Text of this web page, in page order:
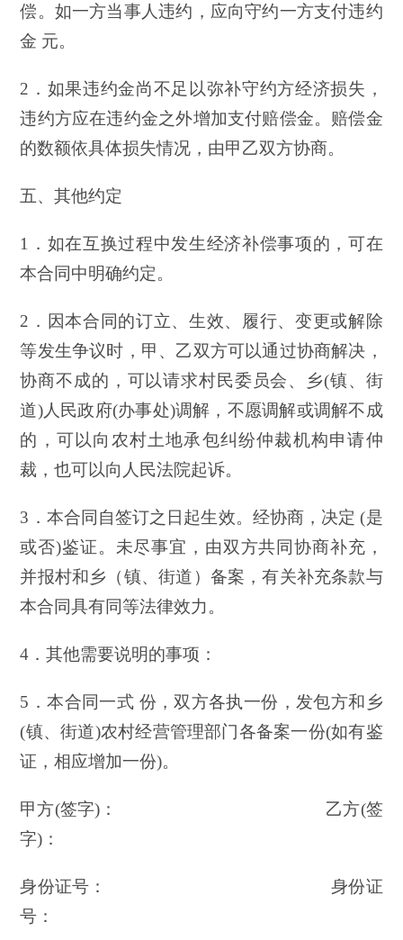
偿。如一方当事人违约，应向守约一方支付违约
金 元。
2．如果违约金尚不足以弥补守约方经济损失，
违约方应在违约金之外增加支付赔偿金。赔偿金
的数额依具体损失情况，由甲乙双方协商。
五、其他约定
1．如在互换过程中发生经济补偿事项的，可在
本合同中明确约定。
2．因本合同的订立、生效、履行、变更或解除
等发生争议时，甲、乙双方可以通过协商解决，
协商不成的，可以请求村民委员会、乡(镇、街
道)人民政府(办事处)调解，不愿调解或调解不成
的，可以向农村土地承包纠纷仲裁机构申请仲
裁，也可以向人民法院起诉。
3．本合同自签订之日起生效。经协商，决定 (是
或否)鉴证。未尽事宜，由双方共同协商补充，
并报村和乡（镇、街道）备案，有关补充条款与
本合同具有同等法律效力。
4．其他需要说明的事项：
5．本合同一式 份，双方各执一份，发包方和乡
(镇、街道)农村经营管理部门各备案一份(如有鉴
证，相应增加一份)。
甲方(签字)： 乙方(签
字)：
身份证号： 身份证
号：